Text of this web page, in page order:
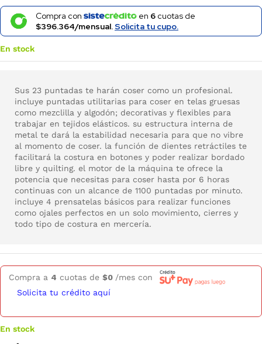
Compra con en 6cuotas de
$396.364/mensual.Solicita tu cupo.
En stock
Sus 23 puntadas te harán coser como un profesional.
incluye puntadas utilitarias para coser en telas gruesas
como mezclilla y algodón; decorativas y flexibles para
trabajar en tejidos elásticos. su estructura interna de
metal te dará la estabilidad necesaria para que no vibre
al momento de coser. la función de dientes retráctiles te
facilitará la costura en botones y poder realizar bordado
libre y quilting. el motor de la máquina te ofrece la
potencia que necesitas para coser hasta por 6 horas
continuas con un alcance de 1100 puntadas por minuto.
incluye 4 prensatelas básicos para realizar funciones
como ojales perfectos en un solo movimiento, cierres y
todo tipo de costura en mercería.
Compra a 4 cuotas de $0 /mes con
Solicita tu crédito aquí
En stock